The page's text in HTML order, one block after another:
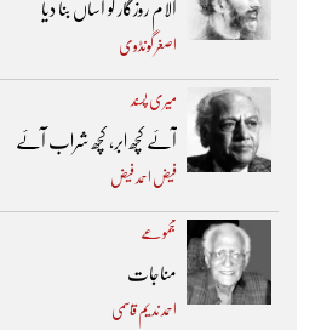
آلام روزگار کو آساں بنا دیا
اصغر گونڈوی
میری پسند
آئے کچھ ابر، کچھ شراب آئے
فیض احمد فیض
مجموعے
مناجات
احمد ندیم قاسمی